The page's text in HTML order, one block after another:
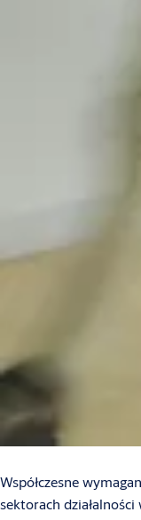
Współczesne
sektorach